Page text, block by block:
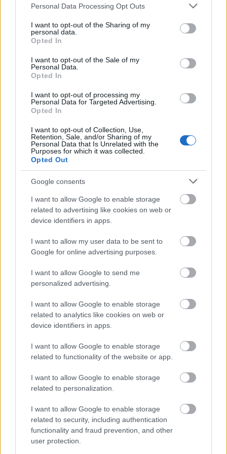
Please note that this website/app uses one or more Google
not limited to your visit or usage behaviour. You may click to
grant or deny consent to Google and its third-party tags to
use your data for below specified purposes in below Google
consent section.
Personal Data Processing Opt Outs
I want to opt-out of the Sharing of my
personal data.
Opted In
I want to opt-out of the Sale of my
Personal Data.
Opted In
I want to opt-out of processing my
Personal Data for Targeted Advertising.
Opted In
I want to opt-out of Collection, Use,
Retention, Sale, and/or Sharing of my
Personal Data that Is Unrelated with the
Purposes for which it was collected.
Opted Out
Google consents
I want to allow Google to enable storage
related to advertising like cookies on web or
device identifiers in apps.
I want to allow my user data to be sent to
Google for online advertising purposes.
I want to allow Google to send me
personalized advertising.
I want to allow Google to enable storage
related to analytics like cookies on web or
device identifiers in apps.
I want to allow Google to enable storage
related to functionality of the website or app.
I want to allow Google to enable storage
related to personalization.
I want to allow Google to enable storage
related to security, including authentication
functionality and fraud prevention, and other
user protection.
For Nothing című slágerét,
mellett teheti. ...
Hip-hop lemezt készít a Big Pink
után nemrég
lemezének
felvételeibe az
angliai Big
Pink. Milo
Cordell gyorsan tett is az ...